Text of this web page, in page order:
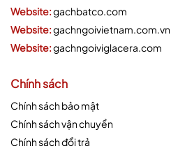
Website:gachbatco.com
Website:gachngoivietnam.com.vn
Website:gachngoiviglacera.com
Chính sách
Chính sách bảo mật
Chính sách vận chuyển
Chính sách đổi trả